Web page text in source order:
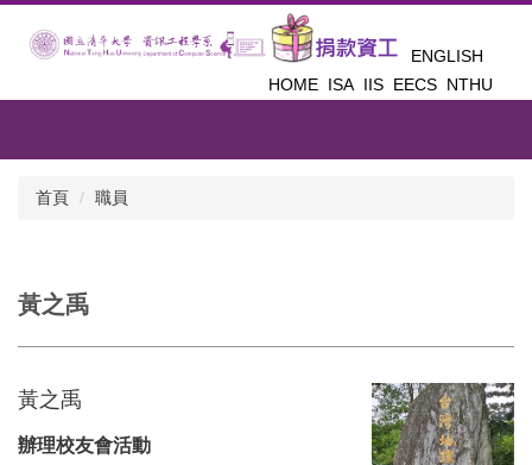
ENGLISH
HOME ISA IIS EECS NTHU
首頁 職員
黃之禹
黃之禹
辦理校友會活動